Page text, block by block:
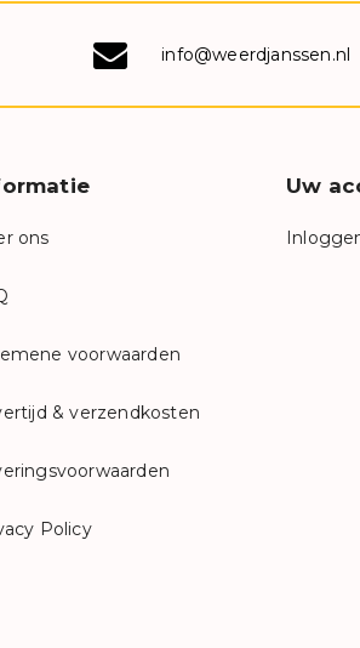
info@weerdjanssen.nl
ons
voorwaarden
& verzendkosten
Policy
Uw